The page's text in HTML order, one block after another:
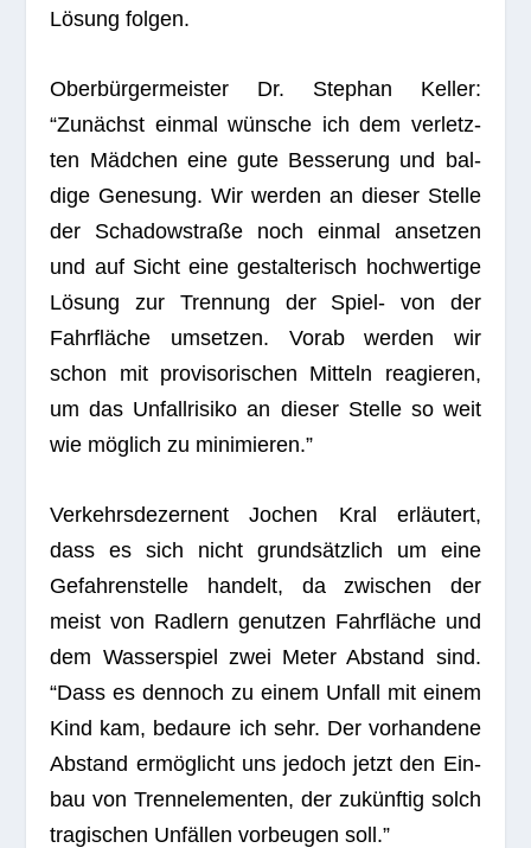
Lösung folgen.
Ober­bür­ger­meis­ter Dr. Ste­phan Kel­ler:
“Zunächst ein­mal wün­sche ich dem ver­letz­
ten Mäd­chen eine gute Bes­se­rung und bal­
dige Gene­sung. Wir wer­den an die­ser Stelle
der Scha­dow­straße noch ein­mal anset­zen
und auf Sicht eine gestal­te­risch hoch­wer­tige
Lösung zur Tren­nung der Spiel- von der
Fahr­flä­che umset­zen. Vorab wer­den wir
schon mit pro­vi­so­ri­schen Mit­teln reagie­ren,
um das Unfall­ri­siko an die­ser Stelle so weit
wie mög­lich zu minimieren.”
Ver­kehrs­de­zer­nent Jochen Kral erläu­tert,
dass es sich nicht grund­sätz­lich um eine
Gefah­ren­stelle han­delt, da zwi­schen der
meist von Rad­lern genut­zen Fahr­flä­che und
dem Was­ser­spiel zwei Meter Abstand sind.
“Dass es den­noch zu einem Unfall mit einem
Kind kam, bedaure ich sehr. Der vor­han­dene
Abstand ermög­licht uns jedoch jetzt den Ein­
bau von Trenn­ele­men­ten, der zukünf­tig solch
tra­gi­schen Unfäl­len vor­beu­gen soll.”